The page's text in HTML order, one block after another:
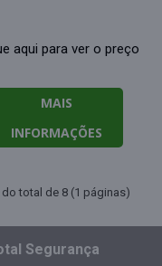
aqui para ver o preço
MAIS
INFORMAÇÕES
do total de 8 (1 páginas)
Segurança